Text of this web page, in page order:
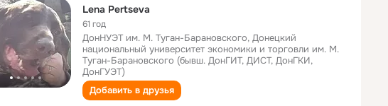
Lena Pertseva
61 год
ДонНУЭТ им. М. Туган-Барановского, Донецкий
национальный университет экономики и торговли им. М.
Туган-Барановского (бывш. ДонГИТ, ДИСТ, ДонГКИ,
ДонГУЭТ)
Добавить в друзья